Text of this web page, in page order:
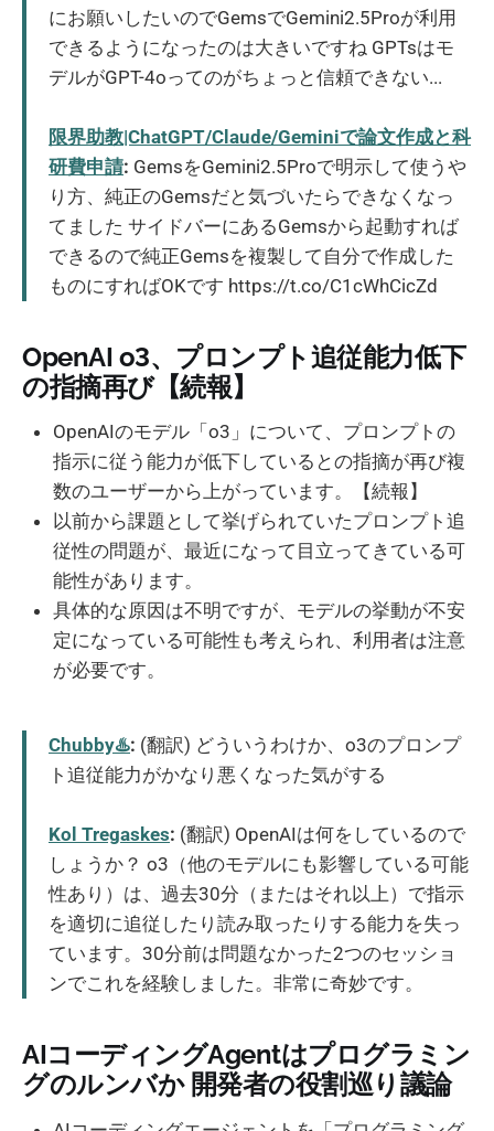
にお願いしたいのでGemsでGemini2.5Proが利用
できるようになったのは大きいですね GPTsはモ
デルがGPT-4oってのがちょっと信頼できない...
限界助教|ChatGPT/Claude/Geminiで論文作成と科
研費申請: GemsをGemini2.5Proで明示して使うや
り方、純正のGemsだと気づいたらできなくなっ
てました サイドバーにあるGemsから起動すれば
できるので純正Gemsを複製して自分で作成した
ものにすればOKです https://t.co/C1cWhCicZd
OpenAI o3、プロンプト追従能力低下
の指摘再び【続報】
OpenAIのモデル「o3」について、プロンプトの
指示に従う能力が低下しているとの指摘が再び複
数のユーザーから上がっています。【続報】
以前から課題として挙げられていたプロンプト追
従性の問題が、最近になって目立ってきている可
能性があります。
具体的な原因は不明ですが、モデルの挙動が不安
定になっている可能性も考えられ、利用者は注意
が必要です。
Chubby♨️: (翻訳) どういうわけか、o3のプロンプ
ト追従能力がかなり悪くなった気がする
Kol Tregaskes: (翻訳) OpenAIは何をしているので
しょうか？ o3（他のモデルにも影響している可能
性あり）は、過去30分（またはそれ以上）で指示
を適切に追従したり読み取ったりする能力を失っ
ています。30分前は問題なかった2つのセッショ
ンでこれを経験しました。非常に奇妙です。
AIコーディングAgentはプログラミン
グのルンバか 開発者の役割巡り議論